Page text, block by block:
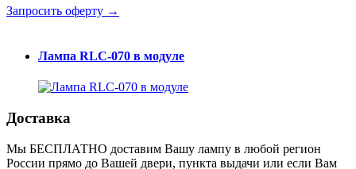
Запросить оферту →
Лампа RLC-070 в модуле
Доставка
Мы БЕСПЛАТНО доставим Вашу лампу в любой регион
России прямо до Вашей двери, пункта выдачи или если Вам